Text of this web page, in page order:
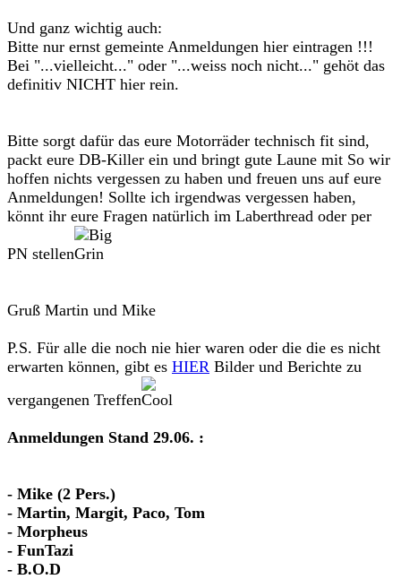
Und ganz wichtig auch:
Bitte nur ernst gemeinte Anmeldungen hier eintragen !!!
Bei "...vielleicht..." oder "...weiss noch nicht..." gehöt das
definitiv NICHT hier rein.
Bitte sorgt dafür das eure Motorräder technisch fit sind,
packt eure DB-Killer ein und bringt gute Laune mit So wir
hoffen nichts vergessen zu haben und freuen uns auf eure
Anmeldungen! Sollte ich irgendwas vergessen haben,
könnt ihr eure Fragen natürlich im Laberthread oder per
PN stellen
Gruß Martin und Mike
P.S. Für alle die noch nie hier waren oder die die es nicht
erwarten können, gibt es HIER Bilder und Berichte zu
vergangenen Treffen
Anmeldungen Stand 29.06. :
- Mike (2 Pers.)
- Martin, Margit, Paco, Tom
- Morpheus
- FunTazi
- B.O.D